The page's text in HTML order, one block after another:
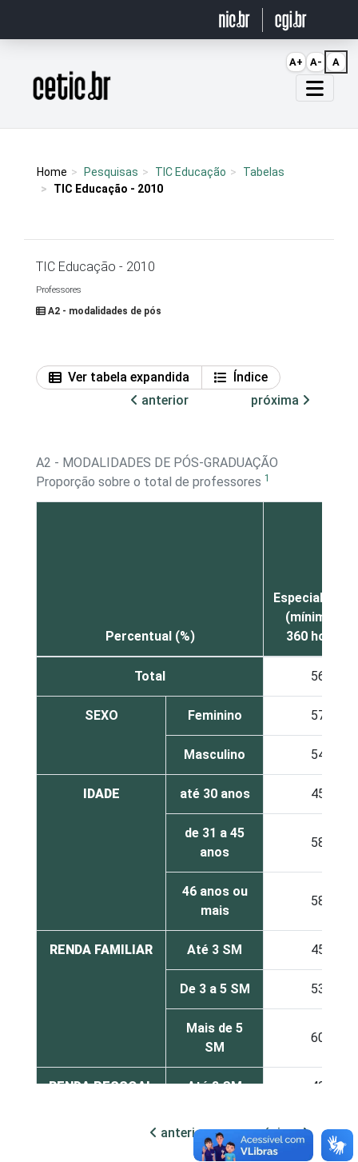
Página inicial
Home Pesquisas TIC Educação
Tabelas
TIC Educação - 2010
TIC Educação - 2010
Professores
A2 - modalidades de pós
Ver tabela expandida
Índice
anterior
próxima
A2 - MODALIDADES DE PÓS-GRADUAÇÃO
Proporção sobre o total de professores 1
Percentual (%)
(mínimo de
360 horas)
Total 56
SEXO Feminino 57
Masculino 54
IDADE até 30 anos 45
de 31 a 45
anos
58
46 anos ou
mais
58
RENDA FAMILIAR Até 3 SM 45
De 3 a 5 SM 53
Mais de 5
SM
60
RENDA PESSOAL Até 3 SM 49
De 3 a 5 SM
anterior próxima
A+ A- A